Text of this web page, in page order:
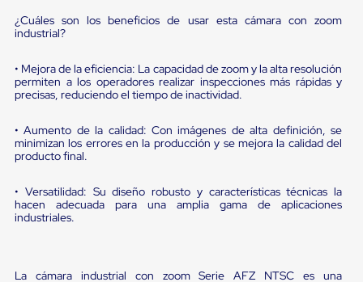
manual
Plataformas
Jaulas
de
Distribución
Milla
Dollies
Plásticas
Contenedores
Metálicos
Distribución
¿Cuáles son los beneficios de usar esta cámara con zoom
industrial?
• Mejora de la eficiencia: La capacidad de zoom y la alta resolución
permiten a los operadores realizar inspecciones más rápidas y
precisas, reduciendo el tiempo de inactividad.
• Aumento de la calidad: Con imágenes de alta definición, se
minimizan los errores en la producción y se mejora la calidad del
producto final.
• Versatilidad: Su diseño robusto y características técnicas la
hacen adecuada para una amplia gama de aplicaciones
industriales.
La cámara industrial con zoom Serie AFZ NTSC es una